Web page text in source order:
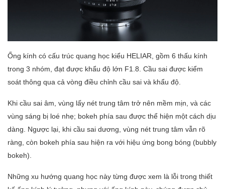
Ống kính có cấu trúc quang học kiểu HELIAR, gồm 6 thấu kính
trong 3 nhóm, đạt được khẩu độ lớn F1.8. Cầu sai được kiểm
soát thông qua cả vòng điều chỉnh cầu sai và khẩu độ.
Khi cầu sai âm, vùng lấy nét trung tâm trở nên mềm mịn, và các
vùng sáng bị loé nhẹ; bokeh phía sau được thể hiện một cách dịu
dàng. Ngược lại, khi cầu sai dương, vùng nét trung tâm vẫn rõ
ràng, còn bokeh phía sau hiện ra với hiệu ứng bong bóng (bubbly
bokeh).
Những xu hướng quang học này từng được xem là lỗi trong thiết